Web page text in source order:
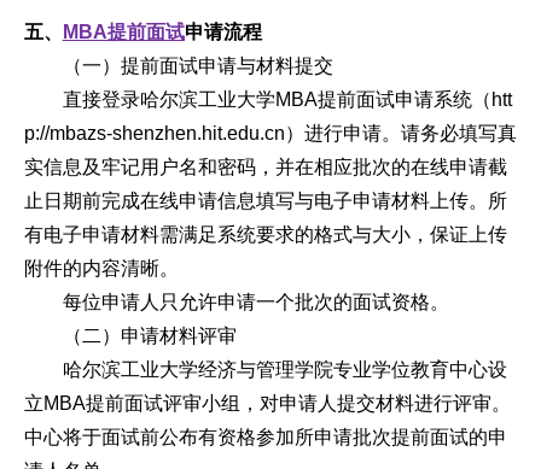
五、 MBA提前面试申请流程
（一）提前面试申请与材料提交
直接登录哈尔滨工业大学MBA提前面试申请系统（htt
p://mbazs-shenzhen.hit.edu.cn）进行申请。请务必填写真
实信息及牢记用户名和密码，并在相应批次的在线申请截
止日期前完成在线申请信息填写与电子申请材料上传。所
有电子申请材料需满足系统要求的格式与大小，保证上传
附件的内容清晰。
每位申请人只允许申请一个批次的面试资格。
（二）申请材料评审
哈尔滨工业大学经济与管理学院专业学位教育中心设
立MBA提前面试评审小组，对申请人提交材料进行评审。
中心将于面试前公布有资格参加所申请批次提前面试的申